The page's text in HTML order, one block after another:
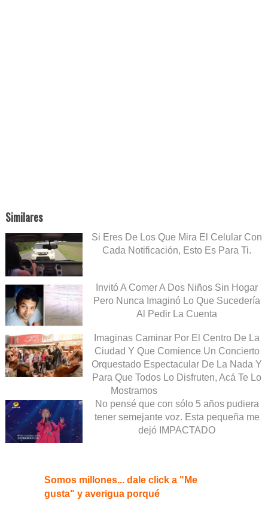
Similares
Si Eres De Los Que Mira El Celular Con
Cada Notificación, Esto Es Para Ti.
Invitó A Comer A Dos Niños Sin Hogar
Pero Nunca Imaginó Lo Que Sucedería
Al Pedir La Cuenta
Imaginas Caminar Por El Centro De La
Ciudad Y Que Comience Un Concierto
Orquestado Espectacular De La Nada Y
Para Que Todos Lo Disfruten, Acá Te Lo
Mostramos
No pensé que con sólo 5 años pudiera
tener semejante voz. Esta pequeña me
dejó IMPACTADO
Somos millones... dale click a "Me
gusta" y averigua porqué